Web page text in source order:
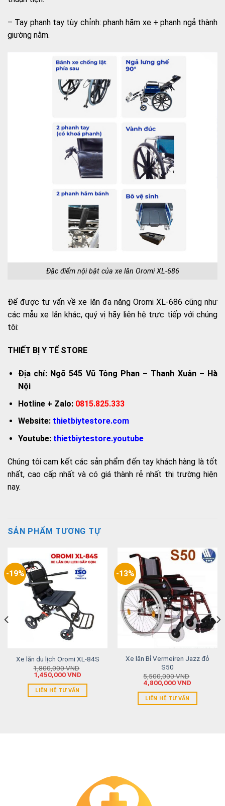
– Tay phanh tay tùy chỉnh: phanh hãm xe + phanh ngả thành
giường nằm.
Đặc điểm nội bật của xe lăn Oromi XL-686
Để được tư vấn về xe lăn đa năng Oromi XL-686 cũng như
các mẫu xe lăn khác, quý vị hãy liên hệ trực tiếp với chúng
tôi:
THIẾT BỊ Y TẾ STORE
Địa chỉ: Ngõ 545 Vũ Tông Phan – Thanh Xuân – Hà
Nội
Hotline + Zalo: 0815.825.333
Website: thietbiytestore.com
Youtube: thietbiytestore.youtube
Chúng tôi cam kết các sản phẩm đến tay khách hàng là tốt
nhất, cao cấp nhất và có giá thành rẻ nhất thị trường hiện
nay.
SẢN PHẨM TƯƠNG TỰ
-19%
Xe lăn du lịch Oromi XL-84S
1,800,000VND
1,450,000VND
LIÊN HỆ TƯ VẤN
-13%
Xe lăn Bỉ Vermeiren Jazz đỏ
S50
5,500,000VND
4,800,000VND
LIÊN HỆ TƯ VẤN